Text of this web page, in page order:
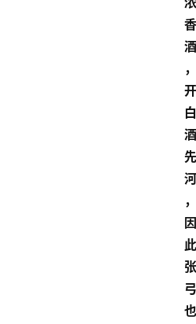
香
酒
，
开
白
酒
先
河
，
因
此
张
弓
也